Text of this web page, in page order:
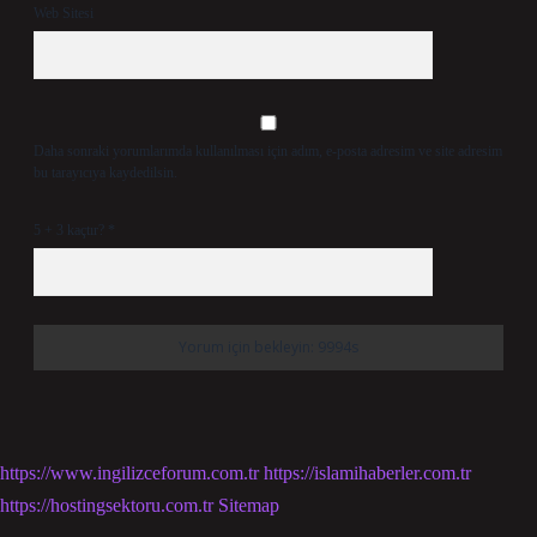
Web Sitesi
Daha sonraki yorumlarımda kullanılması için adım, e-posta adresim ve site adresim
bu tarayıcıya kaydedilsin.
5 + 3 kaçtır? *
https://www.ingilizceforum.com.tr https://islamihaberler.com.tr
https://hostingsektoru.com.tr Sitemap